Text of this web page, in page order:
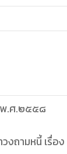
.ศ.๒๕๕๘
งถามหนี้ เรื่